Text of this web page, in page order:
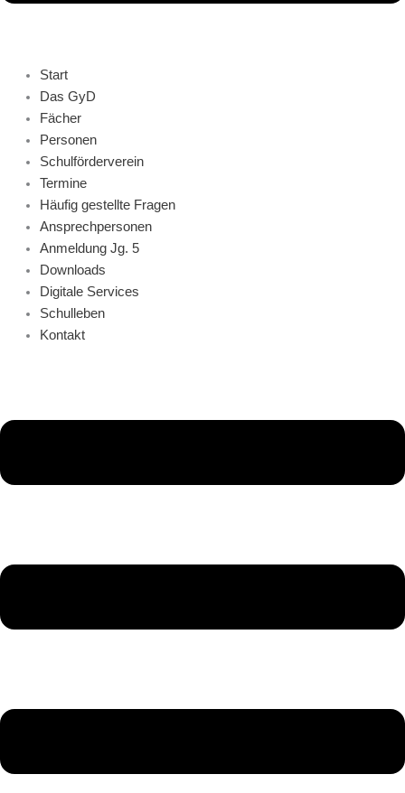
Start
Das GyD
Fächer
Personen
Schulförderverein
Termine
Häufig gestellte Fragen
Ansprechpersonen
Anmeldung Jg. 5
Downloads
Digitale Services
Schulleben
Kontakt